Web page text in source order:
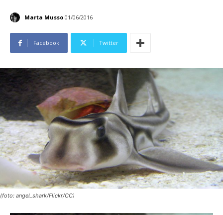
Marta Musso 01/06/2016
Facebook Twitter
(foto: angel_shark/Flickr/CC)